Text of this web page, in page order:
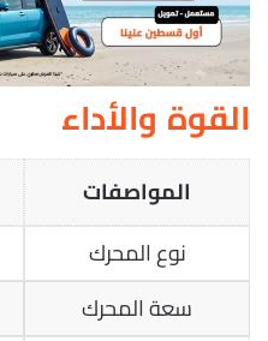
القوة والأداء
المواصفات
نوع المحرك
سعة المحرك